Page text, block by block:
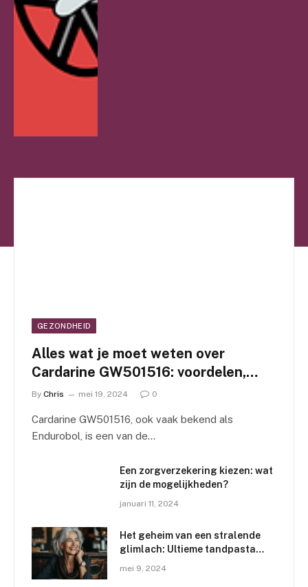
GEZONDHEID
Alles wat je moet weten over
Cardarine GW501516: voordelen,
risico’s en ervaringen
By Chris mei 19, 2024 0
Cardarine GW501516, ook vaak bekend als
Endurobol, is een van de…
Een zorgverzekering kiezen: wat
zijn de mogelijkheden?
januari 11, 2024
Het geheim van een stralende
glimlach: Ultieme tandpasta
mei 9, 2024